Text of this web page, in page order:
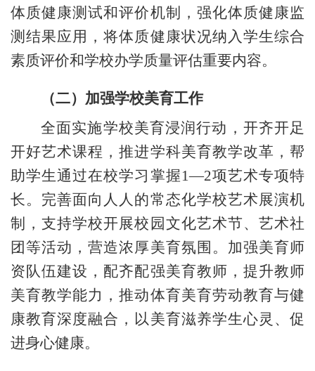
体质健康测试和评价机制，强化体质健康监
测结果应用，将体质健康状况纳入学生综合
素质评价和学校办学质量评估重要内容。
（二）加强学校美育工作
全面实施学校美育浸润行动，开齐开足
开好艺术课程，推进学科美育教学改革，帮
助学生通过在校学习掌握1—2项艺术专项特
长。完善面向人人的常态化学校艺术展演机
制，支持学校开展校园文化艺术节、艺术社
团等活动，营造浓厚美育氛围。加强美育师
资队伍建设，配齐配强美育教师，提升教师
美育教学能力，推动体育美育劳动教育与健
康教育深度融合，以美育滋养学生心灵、促
进身心健康。